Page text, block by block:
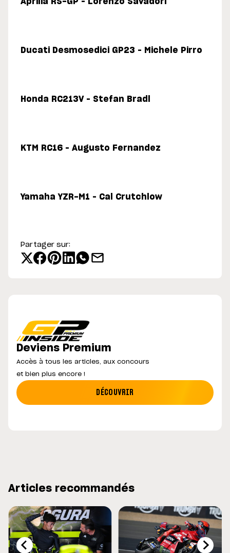
Aprilia RS-GP – Lorenzo Savadori
Ducati Desmosedici GP23 – Michele Pirro
Honda RC213V – Stefan Bradl
KTM RC16 – Augusto Fernandez
Yamaha YZR-M1 – Cal Crutchlow
Partager sur:
Deviens Premium
Accès à tous les articles, aux concours
et bien plus encore !
DÉCOUVRIR
Articles recommandés